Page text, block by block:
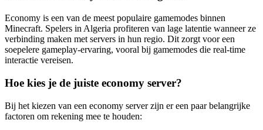
Economy is een van de meest populaire gamemodes binnen
Minecraft. Spelers in Algeria profiteren van lage latentie wanneer ze
verbinding maken met servers in hun regio. Dit zorgt voor een
soepelere gameplay-ervaring, vooral bij gamemodes die real-time
interactie vereisen.
Hoe kies je de juiste economy server?
Bij het kiezen van een economy server zijn er een paar belangrijke
factoren om rekening mee te houden: